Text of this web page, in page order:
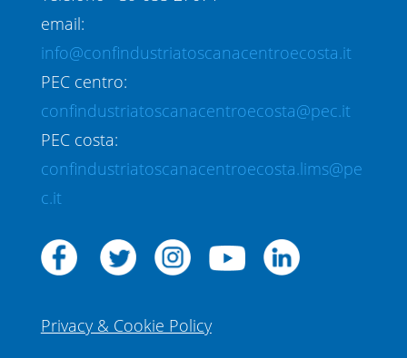
email:
info@confindustriatoscanacentroecosta.it
PEC centro:
confindustriatoscanacentroecosta@pec.it
PEC costa:
confindustriatoscanacentroecosta.lims@pe
c.it
Privacy & Cookie Policy